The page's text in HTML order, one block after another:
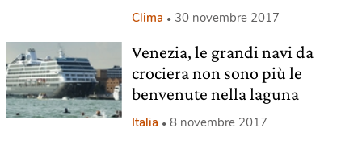
Clima 30 novembre 2017
Venezia, le grandi navi da
crociera non sono più le
benvenute nella laguna
Italia 8 novembre 2017